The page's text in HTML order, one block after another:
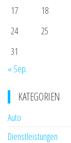
17
18
24
25
31
« Sep.
KATEGORIEN
Auto
Dienstleistungen